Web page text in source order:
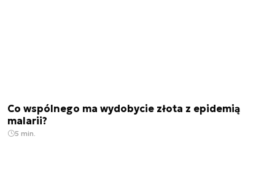
Co wspólnego ma wydobycie złota z epidemią
malarii?
5 min.